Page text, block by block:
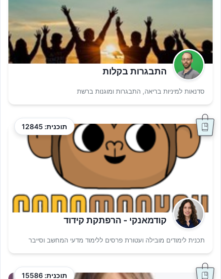
התבגרות בקלות
סדנאות למיניות בריאה, התבגרות ומוגנות ברשת
תוכנית: 12845
קודמאנקי - הרפתקת קידוד
תכנית לימודים מובילה ועטורת פרסים ללימוד מדעי המחשב וסייבר
תוכנית: 15586